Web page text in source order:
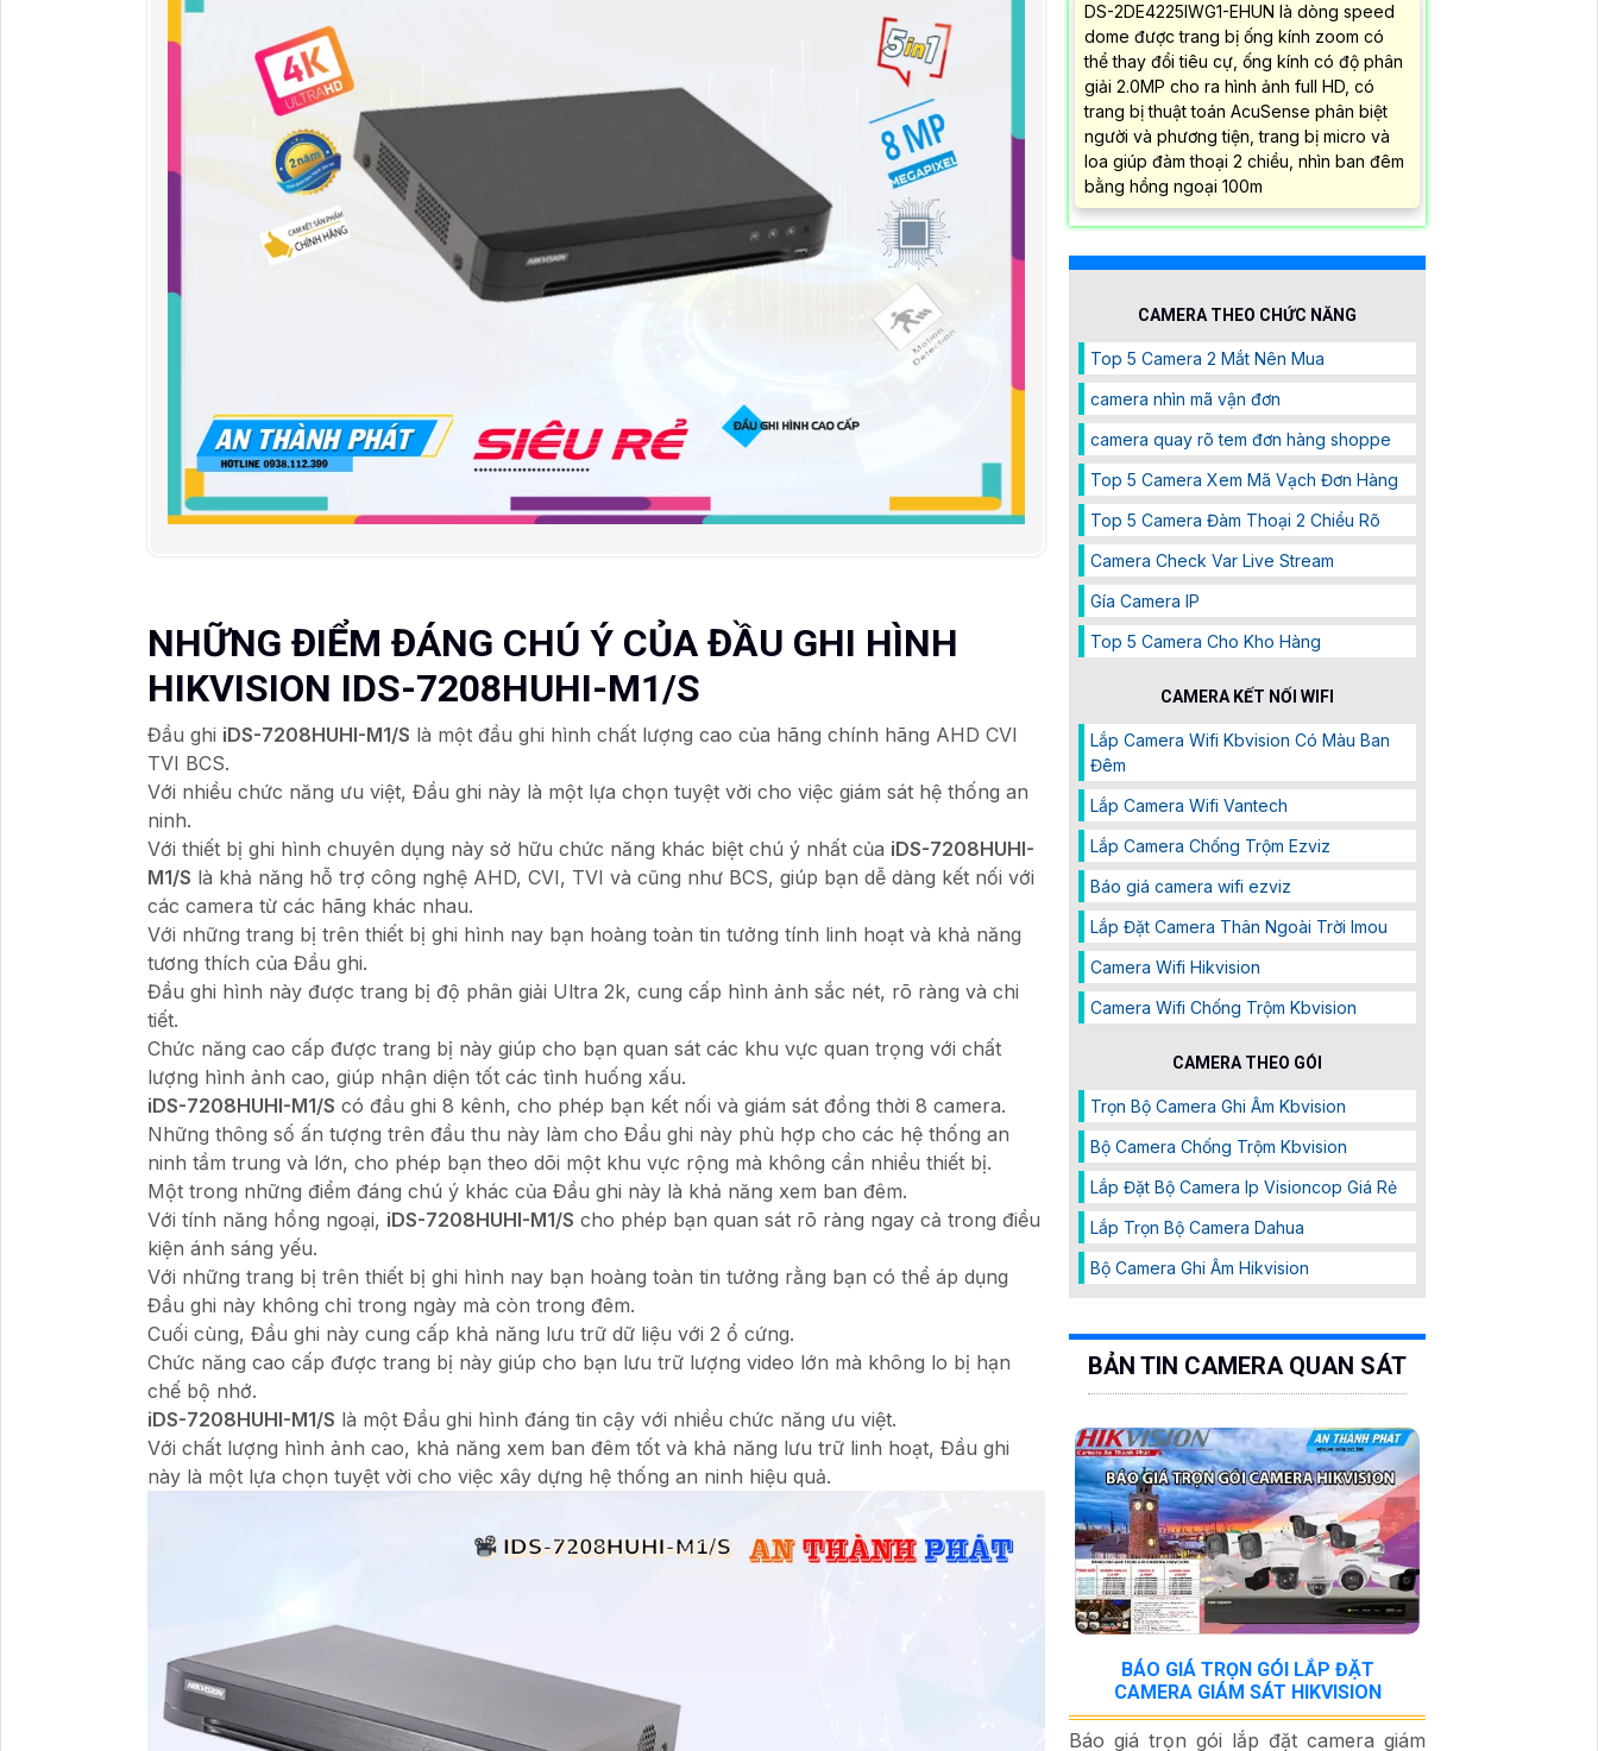
NHỮNG ĐIỂM ĐÁNG CHÚ Ý CỦA ĐẦU GHI HÌNH
HIKVISION IDS-7208HUHI-M1/S
Đầu ghi iDS-7208HUHI-M1/S là một đầu ghi hình chất lượng cao của hãng chính hãng AHD CVI
TVI BCS.
Với nhiều chức năng ưu việt, Đầu ghi này là một lựa chọn tuyệt vời cho việc giám sát hệ thống an
ninh.
Với thiết bị ghi hình chuyên dụng này sở hữu chức năng khác biệt chú ý nhất của iDS-7208HUHI-
M1/S là khả năng hỗ trợ công nghệ AHD, CVI, TVI và cũng như BCS, giúp bạn dễ dàng kết nối với
các camera từ các hãng khác nhau.
Với những trang bị trên thiết bị ghi hình nay bạn hoàng toàn tin tưởng tính linh hoạt và khả năng
tương thích của Đầu ghi.
Đầu ghi hình này được trang bị độ phân giải Ultra 2k, cung cấp hình ảnh sắc nét, rõ ràng và chi
tiết.
Chức năng cao cấp được trang bị này giúp cho bạn quan sát các khu vực quan trọng với chất
lượng hình ảnh cao, giúp nhận diện tốt các tình huống xấu.
iDS-7208HUHI-M1/S có đầu ghi 8 kênh, cho phép bạn kết nối và giám sát đồng thời 8 camera.
Những thông số ấn tượng trên đầu thu này làm cho Đầu ghi này phù hợp cho các hệ thống an
ninh tầm trung và lớn, cho phép bạn theo dõi một khu vực rộng mà không cần nhiều thiết bị.
Một trong những điểm đáng chú ý khác của Đầu ghi này là khả năng xem ban đêm.
Với tính năng hồng ngoại, iDS-7208HUHI-M1/S cho phép bạn quan sát rõ ràng ngay cả trong điều
kiện ánh sáng yếu.
Với những trang bị trên thiết bị ghi hình nay bạn hoàng toàn tin tưởng rằng bạn có thể áp dụng
Đầu ghi này không chỉ trong ngày mà còn trong đêm.
Cuối cùng, Đầu ghi này cung cấp khả năng lưu trữ dữ liệu với 2 ổ cứng.
Chức năng cao cấp được trang bị này giúp cho bạn lưu trữ lượng video lớn mà không lo bị hạn
chế bộ nhớ.
iDS-7208HUHI-M1/S là một Đầu ghi hình đáng tin cậy với nhiều chức năng ưu việt.
Với chất lượng hình ảnh cao, khả năng xem ban đêm tốt và khả năng lưu trữ linh hoạt, Đầu ghi
này là một lựa chọn tuyệt vời cho việc xây dựng hệ thống an ninh hiệu quả.
DS-2DE4225IWG1-EHUN là dòng speed
dome được trang bị ống kính zoom có
thể thay đổi tiêu cự, ống kính có độ phân
giải 2.0MP cho ra hình ảnh full HD, có
trang bị thuật toán AcuSense phân biệt
người và phương tiện, trang bị micro và
loa giúp đàm thoại 2 chiều, nhìn ban đêm
bằng hồng ngoại 100m
CAMERA THEO CHỨC NĂNG
Top 5 Camera 2 Mắt Nên Mua
camera nhìn mã vận đơn
camera quay rõ tem đơn hàng shoppe
Top 5 Camera Xem Mã Vạch Đơn Hàng
Top 5 Camera Đàm Thoại 2 Chiều Rõ
Camera Check Var Live Stream
Gía Camera IP
Top 5 Camera Cho Kho Hàng
CAMERA KẾT NỐI WIFI
Lắp Camera Wifi Kbvision Có Màu Ban
Đêm
Lắp Camera Wifi Vantech
Lắp Camera Chống Trộm Ezviz
Báo giá camera wifi ezviz
Lắp Đặt Camera Thân Ngoài Trời Imou
Camera Wifi Hikvision
Camera Wifi Chống Trộm Kbvision
CAMERA THEO GÓI
Trọn Bộ Camera Ghi Âm Kbvision
Bộ Camera Chống Trộm Kbvision
Lắp Đặt Bộ Camera Ip Visioncop Giá Rẻ
Lắp Trọn Bộ Camera Dahua
Bộ Camera Ghi Âm Hikvision
BẢN TIN CAMERA QUAN SÁT
BÁO GIÁ TRỌN GÓI LẮP ĐẶT
CAMERA GIÁM SÁT HIKVISION
Báo giá trọn gói lắp đặt camera giám